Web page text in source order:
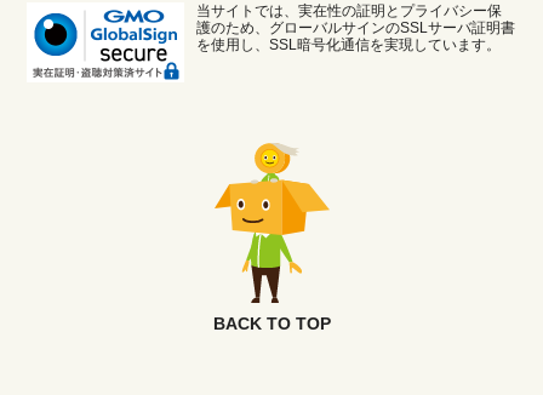
当サイトでは、実在性の証明とプライバシー保
護のため、グローバルサインのSSLサーバ証明書
を使用し、SSL暗号化通信を実現しています。
BACK TO TOP